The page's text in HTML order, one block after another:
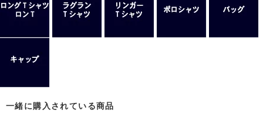
一緒に購入されている商品